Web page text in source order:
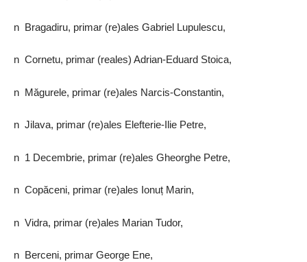
n Bragadiru, primar (re)ales Gabriel Lupulescu,
n Cornetu, primar (reales) Adrian-Eduard Stoica,
n Măgurele, primar (re)ales Narcis-Constantin,
n Jilava, primar (re)ales Elefterie-Ilie Petre,
n 1 Decembrie, primar (re)ales Gheorghe Petre,
n Copăceni, primar (re)ales Ionuț Marin,
n Vidra, primar (re)ales Marian Tudor,
n Berceni, primar George Ene,